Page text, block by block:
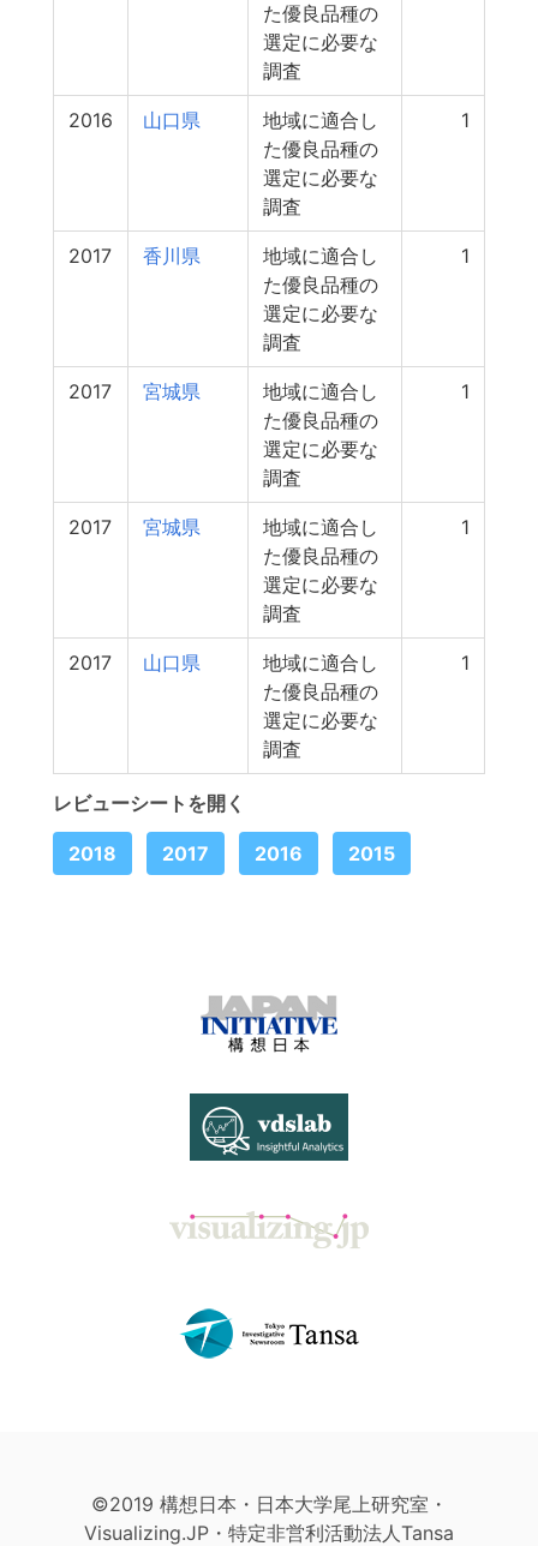
た優良品種の
選定に必要な
調査
2016 山口県
地域に適合し
た優良品種の
選定に必要な
調査
1
2017 香川県
地域に適合し
た優良品種の
選定に必要な
調査
1
2017 宮城県
地域に適合し
た優良品種の
選定に必要な
調査
1
2017 宮城県
地域に適合し
た優良品種の
選定に必要な
調査
1
2017 山口県
地域に適合し
た優良品種の
選定に必要な
調査
1
レビューシートを開く
2018 2017 2016 2015
©2019 構想日本・日本大学尾上研究室・
Visualizing.JP・特定非営利活動法人Tansa